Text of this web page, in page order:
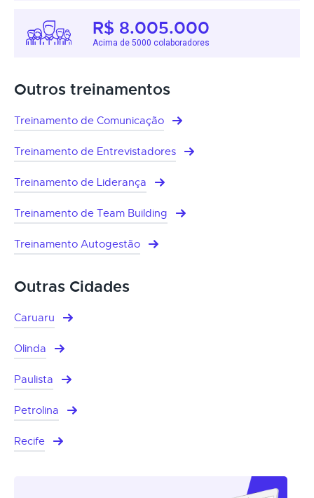
R$ 8.005.000
Acima de 5000 colaboradores
Outros treinamentos
Treinamento de Comunicação
Treinamento de Entrevistadores
Treinamento de Liderança
Treinamento de Team Building
Treinamento Autogestão
Outras Cidades
Caruaru
Olinda
Paulista
Petrolina
Recife